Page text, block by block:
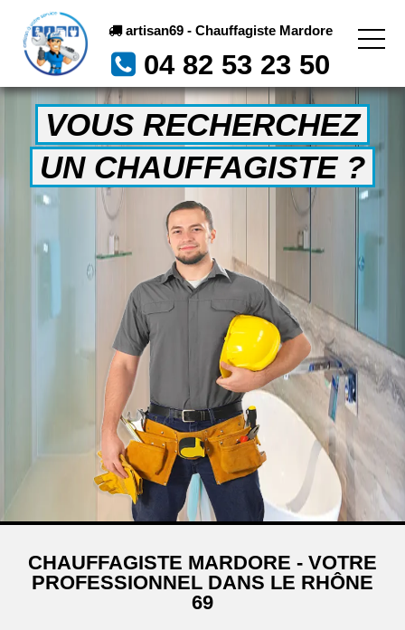
artisan69 - Chauffagiste Mardore
04 82 53 23 50
VOUS RECHERCHEZ
UN CHAUFFAGISTE ?
CHAUFFAGISTE MARDORE - VOTRE
PROFESSIONNEL DANS LE RHÔNE
69